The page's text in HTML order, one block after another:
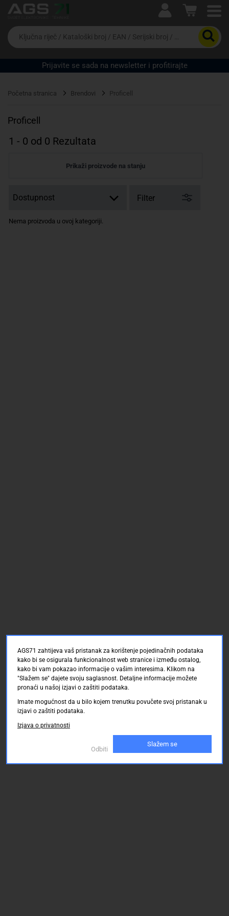
Ova postavka prilagođava asortiman proizvoda i
cijene vašim potrebama.
Da
biste
potražili
proizvod,
unesite
riječ,
EAN
serijski
Prijavite se sada na newsletter i profitirajte
Početna stranica Brendovi Proficell
Proficell
1 - 0 od 0 Rezultata
Prikaži proizvode na stanju
Filter
Nema proizvoda u ovoj kategoriji.
AGS71 zahtijeva vaš pristanak za korištenje pojedinačnih podataka
kako bi se osigurala funkcionalnost web stranice i između ostalog,
kako bi vam pokazao informacije o vašim interesima. Klikom na
"Slažem se" dajete svoju saglasnost. Detaljne informacije možete
pronaći u našoj izjavi o zaštiti podataka.
Imate mogućnost da u bilo kojem trenutku povučete svoj pristanak u
izjavi o zaštiti podataka.
Izjava o privatnosti
Odbiti
Slažem se